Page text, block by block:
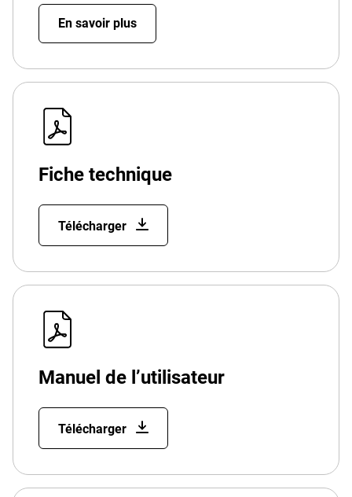
En savoir plus
Fiche technique
Télécharger
Manuel de l’utilisateur
Télécharger